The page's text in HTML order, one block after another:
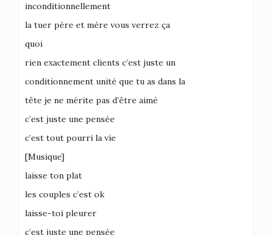
inconditionnellement
la tuer père et mère vous verrez ça
quoi
rien exactement clients c’est juste un
conditionnement unité que tu as dans la
tête je ne mérite pas d’être aimé
c’est juste une pensée
c’est tout pourri la vie
[Musique]
laisse ton plat
les couples c’est ok
laisse-toi pleurer
c’est juste une pensée